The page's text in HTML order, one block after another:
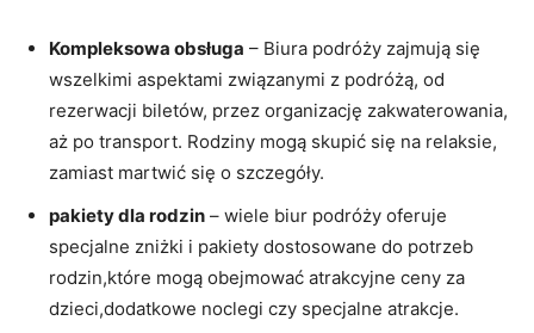
Kompleksowa obsługa – Biura ‍podróży zajmują się
wszelkimi ⁢aspektami związanymi z podróżą, od
rezerwacji biletów, przez organizację zakwaterowania,
aż po transport. ‌Rodziny mogą skupić się na relaksie,
zamiast martwić się o szczegóły.
pakiety dla rodzin – wiele biur podróży oferuje
specjalne zniżki ⁣i pakiety dostosowane⁤ do⁢ potrzeb
rodzin,które mogą obejmować atrakcyjne ceny za
dzieci,dodatkowe noclegi czy ‌specjalne⁢ atrakcje.